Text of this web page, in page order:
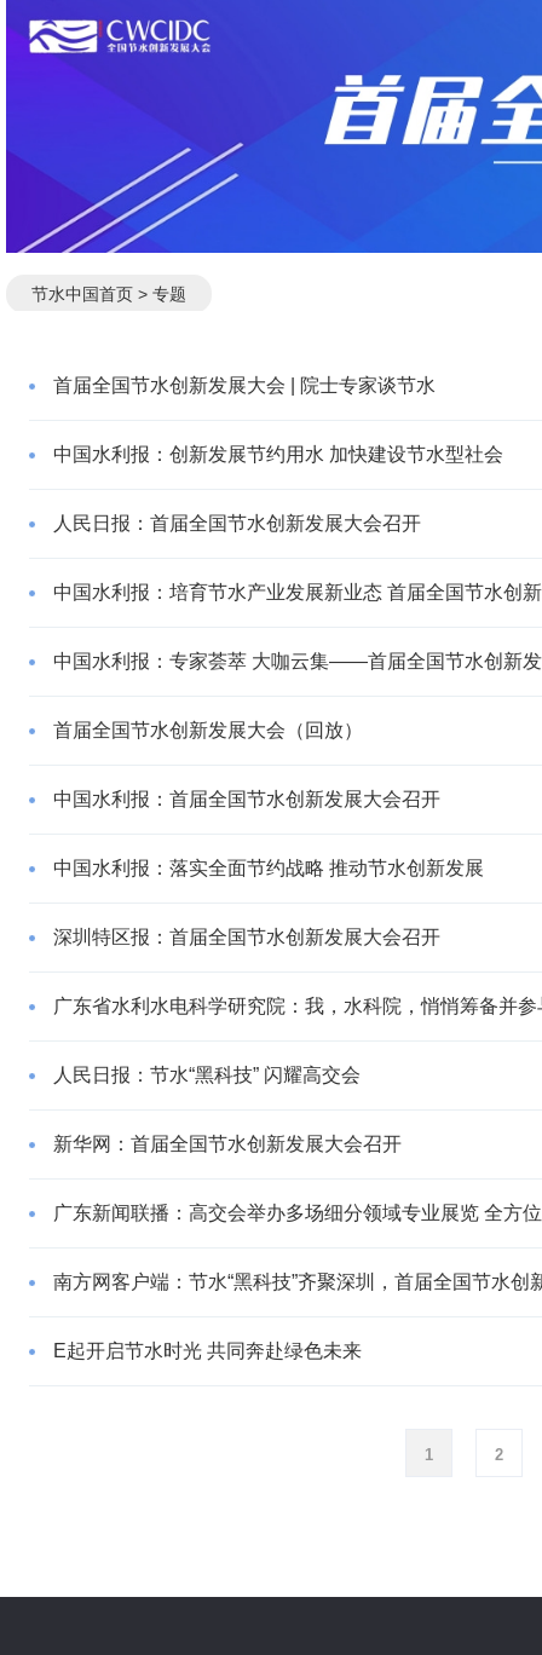
节水中国首页> 专题
首届全国节水创新发展大会 | 院士专家谈节水
中国水利报：创新发展节约用水 加快建设节水型社会
人民日报：首届全国节水创新发展大会召开
中国水利报：培育节水产业发展新业态 首届全国节水创
中国水利报：专家荟萃 大咖云集——首届全国节水创新
首届全国节水创新发展大会（回放）
中国水利报：首届全国节水创新发展大会召开
中国水利报：落实全面节约战略 推动节水创新发展
深圳特区报：首届全国节水创新发展大会召开
广东省水利水电科学研究院：我，水科院，悄悄筹备并
人民日报：节水“黑科技” 闪耀高交会
新华网：首届全国节水创新发展大会召开
广东新闻联播：高交会举办多场细分领域专业展览 全方
南方网客户端：节水“黑科技”齐聚深圳，首届全国节水创
E起开启节水时光 共同奔赴绿色未来
1 2